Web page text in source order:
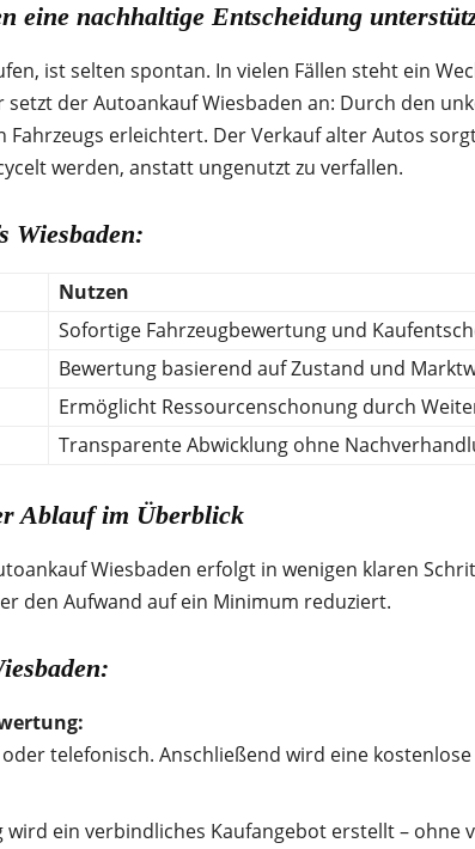
eine nachhaltige Entscheidung
ist selten spontan. In vielen Fällen steht ein
der Autoankauf Wiesbaden an: Durch den
erleichtert. Der Verkauf alter Autos
werden, anstatt ungenutzt zu verfallen.
Wiesbaden:
Nutzen
Sofortige Fahrzeugbewertung und
Bewertung basierend auf Zustand und
Ermöglicht Ressourcenschonung durch
Transparente Abwicklung ohne
Ablauf im Überblick
Wiesbaden erfolgt in wenigen klaren
den Aufwand auf ein Minimum reduziert.
telefonisch. Anschließend wird eine
ein verbindliches Kaufangebot erstellt – ohne